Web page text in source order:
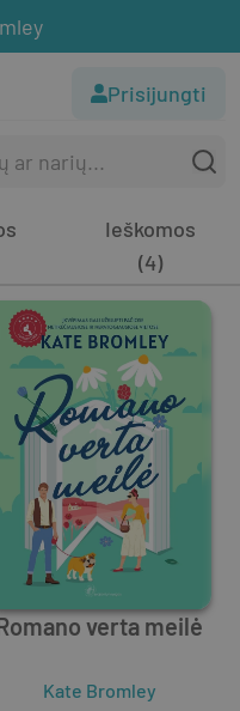
Prisijungti
Ieškomos
(4)
verta meilė
Kate Bromley